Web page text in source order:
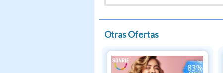
Otras Ofertas